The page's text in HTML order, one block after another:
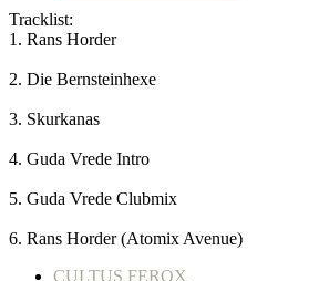
Tracklist:
1. Rans Horder
2. Die Bernsteinhexe
3. Skurkanas
4. Guda Vrede Intro
5. Guda Vrede Clubmix
6. Rans Horder (Atomix Avenue)
CULTUS FEROX